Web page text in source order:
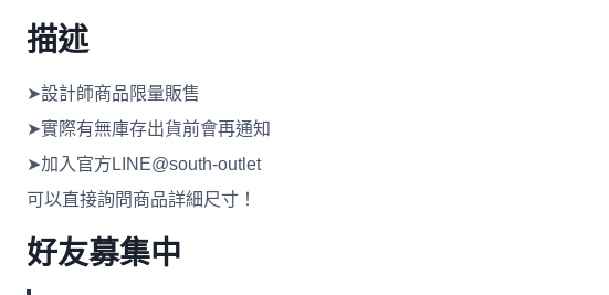
描述
➤設計師商品限量販售
➤實際有無庫存出貨前會再通知
➤加入官方LINE@south-outlet
可以直接詢問商品詳細尺寸！
好友募集中